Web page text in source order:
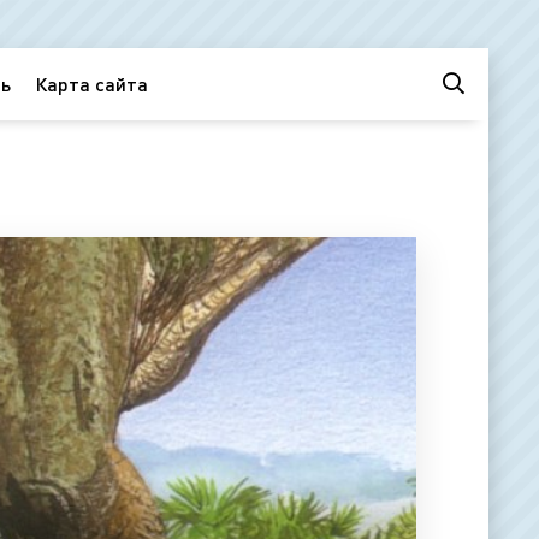
Карта сайта